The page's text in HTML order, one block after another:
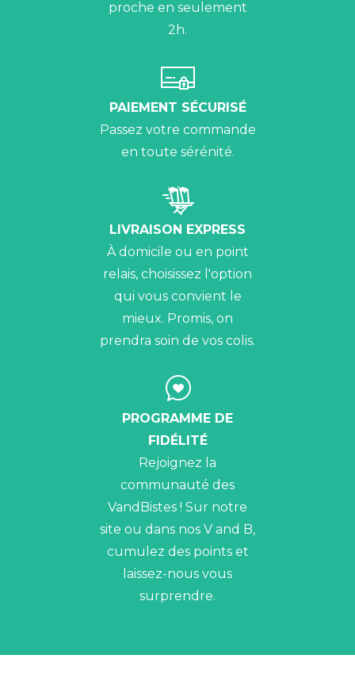
proche en seulement
2h.
PAIEMENT SÉCURISÉ
Passez votre commande
en toute sérénité.
LIVRAISON EXPRESS
À domicile ou en point
relais, choisissez l'option
qui vous convient le
mieux. Promis, on
prendra soin de vos colis.
PROGRAMME DE
FIDÉLITÉ
Rejoignez la
communauté des
VandBistes ! Sur notre
site ou dans nos V and B,
cumulez des points et
laissez-nous vous
surprendre.